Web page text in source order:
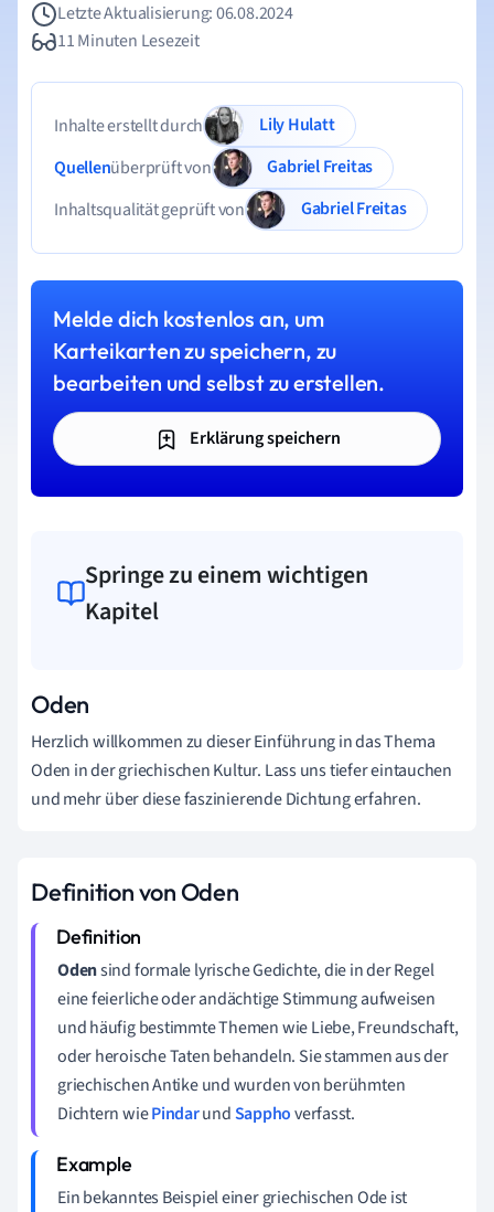
Letzte Aktualisierung: 06.08.2024
11 Minuten Lesezeit
Inhalte erstellt durch
Lily Hulatt
Quellenüberprüft von
Gabriel Freitas
Inhaltsqualität geprüft von
Gabriel Freitas
Melde dich kostenlos an, um
Karteikarten zu speichern, zu
bearbeiten und selbst zu erstellen.
Erklärung speichern
Springe zu einem wichtigen
Kapitel
Oden
Herzlich willkommen zu dieser Einführung in das Thema
Oden in der griechischen Kultur. Lass uns tiefer eintauchen
und mehr über diese faszinierende Dichtung erfahren.
Definition von Oden
Odensind formale lyrische Gedichte, die in der Regel
eine feierliche oder andächtige Stimmung aufweisen
und häufig bestimmte Themen wie Liebe, Freundschaft,
oder heroische Taten behandeln. Sie stammen aus der
griechischen Antike und wurden von berühmten
Dichtern wiePindarundSapphoverfasst.
Ein bekanntes Beispiel einer griechischen Ode ist